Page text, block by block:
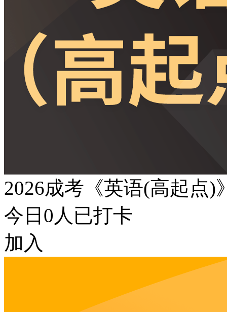
2026成考《英语(高起点)
今日 0 人已打卡
加入